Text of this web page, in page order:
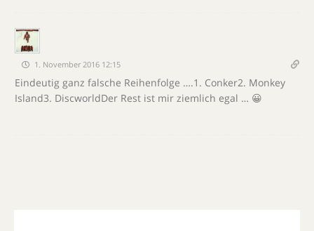
1. November 2016 12:15
Eindeutig ganz falsche Reihenfolge ….1. Conker2. Monkey
Island3. DiscworldDer Rest ist mir ziemlich egal … 😀